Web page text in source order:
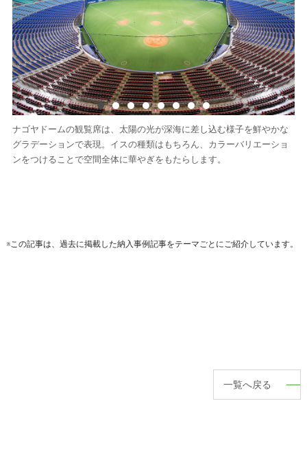
ナゴヤドームの観覧席は、太陽の光が深海に差し込む様子を鮮やかな
グラデーションで表現。イスの種類はもちろん、カラーバリエーショ
ンをつけることで空間全体に華やぎをもたらします。
※この記事は、過去に掲載した納入事例記事をテーマごとにご紹介しています。
一覧へ戻る